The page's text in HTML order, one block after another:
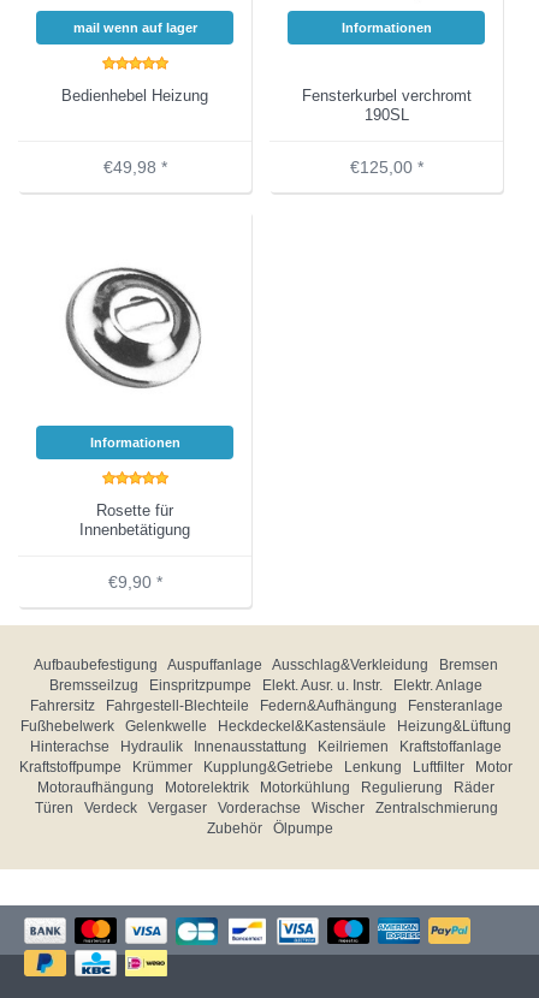
mail wenn auf lager
Bedienhebel Heizung
€49,98 *
Informationen
Fensterkurbel verchromt
190SL
€125,00 *
Informationen
Rosette für
Innenbetätigung
€9,90 *
Aufbaubefestigung Auspuffanlage Ausschlag&Verkleidung
Bremsen
Bremsseilzug
Einspritzpumpe Elekt. Ausr. u. Instr.
Elektr. Anlage
Fahrersitz
Fahrgestell-Blechteile Federn&Aufhängung
Fensteranlage
Fußhebelwerk
Gelenkwelle Heckdeckel&Kastensäule
Heizung&Lüftung
Hinterachse
Hydraulik Innenausstattung Keilriemen
Kraftstoffanlage
Kraftstoffpumpe
Krümmer Kupplung&Getriebe Lenkung Luftfilter
Motor
Motoraufhängung
Motorelektrik Motorkühlung Regulierung
Räder
Türen
Verdeck Vergaser Vorderachse Wischer
Zentralschmierung
Zubehör
Ölpumpe